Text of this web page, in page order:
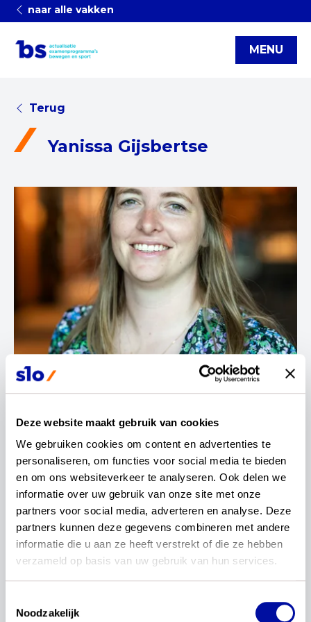
Deze website maakt gebruik van cookies
We gebruiken cookies om content en advertenties te
personaliseren, om functies voor social media te bieden
en om ons websiteverkeer te analyseren. Ook delen we
informatie over uw gebruik van onze site met onze
partners voor social media, adverteren en analyse. Deze
partners kunnen deze gegevens combineren met andere
informatie die u aan ze heeft verstrekt of die ze hebben
verzameld op basis van uw gebruik van hun services.
Noodzakelijk
naar alle vakken
MENU
Terug
Yanissa Gijsbertse
Contactinformatie
Yanissa Gijsbertse
Leraar
geef sinds 2017 les in de vakken